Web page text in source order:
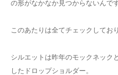
の形がなかなか見つからないんで
このあたりは全てチェックしてお
シルエットは昨年のモックネック
したドロップショルダー。